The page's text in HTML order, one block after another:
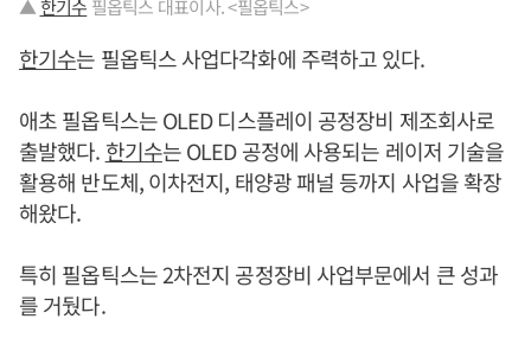
▲한기수 필옵틱스 대표이사. <필옵틱스>
한기수는 필옵틱스 사업다각화에 주력하고 있다.
애초 필옵틱스는 OLED 디스플레이 공정장비 제조회사로
출발했다. 한기수는 OLED 공정에 사용되는 레이저 기술을
활용해 반도체, 이차전지, 태양광 패널 등까지 사업을 확장
해왔다.
특히 필옵틱스는 2차전지 공정장비 사업부문에서 큰 성과
를 거뒀다.